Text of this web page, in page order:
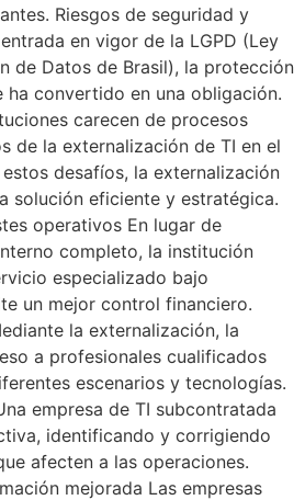
Riesgos de seguridad y
en vigor de la LGPD (Ley
de Datos de Brasil), la protección
ha convertido en una obligación.
carecen de procesos
de la externalización de TI en el
desafíos, la externalización
solución eficiente y estratégica.
operativos En lugar de
completo, la institución
especializado bajo
un mejor control financiero.
la externalización, la
a profesionales cualificados
escenarios y tecnologías.
empresa de TI subcontratada
identificando y corrigiendo
afecten a las operaciones.
mejorada Las empresas